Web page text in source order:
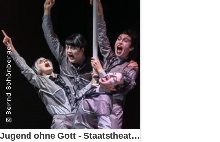
Jugend ohne Gott - Staatstheater